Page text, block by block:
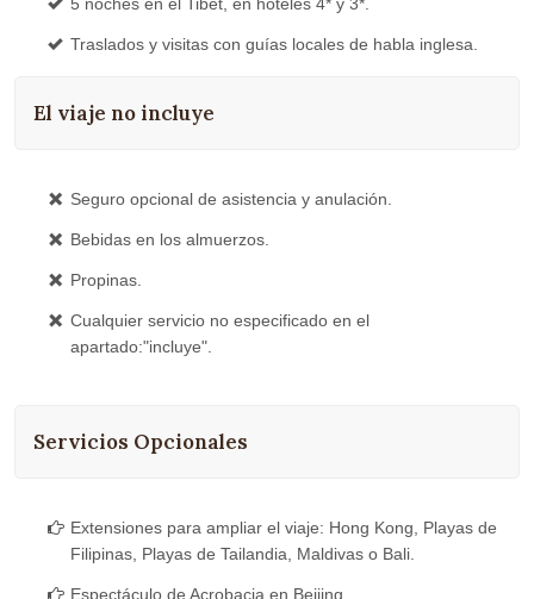
Traslados y visitas con guías locales de habla inglesa.
El viaje no incluye
Seguro opcional de asistencia y anulación.
Bebidas en los almuerzos.
Propinas.
Cualquier servicio no especificado en el
apartado:"incluye".
Servicios Opcionales
Extensiones para ampliar el viaje: Hong Kong, Playas de
Filipinas, Playas de Tailandia, Maldivas o Bali.
Espectáculo de Acrobacia en Beijing.